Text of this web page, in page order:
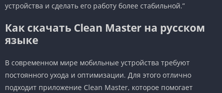
устройства и сделать его работу более стабильной.”
Как скачать Clean Master на русском
языке
В современном мире мобильные устройства требуют
постоянного ухода и оптимизации. Для этого отлично
подходит приложение Clean Master, которое помогает